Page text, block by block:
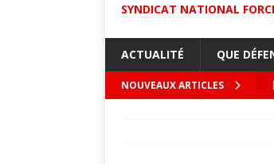
SYNDICAT NATIONAL
ACTUALITÉ QUE
NOUVEAUX ARTICLES